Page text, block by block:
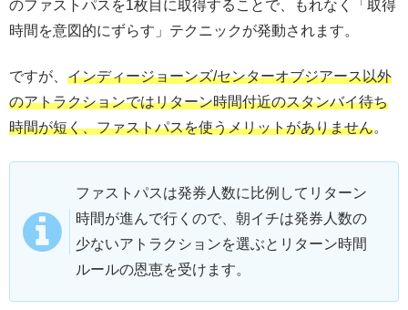
のファストパスを1枚目に取得することで、もれなく「取得
時間を意図的にずらす」テクニックが発動されます。
ですが、 インディージョーンズ/センターオブジアース以外
のアトラクションではリターン時間付近のスタンバイ待ち
時間が短く、ファストパスを使うメリットがありません。
ファストパスは発券人数に比例してリターン
時間が進んで行くので、朝イチは発券人数の
少ないアトラクションを選ぶとリターン時間
ルールの恩恵を受けます。